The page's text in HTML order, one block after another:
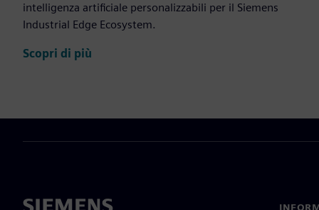
intelligenza artificiale personalizzabili per il Siemens
Industrial Edge Ecosystem.
Scopri di più